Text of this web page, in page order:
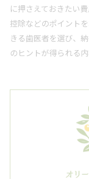
に押さえておきたい
控除などのポイント
きる歯医者を選び、
のヒントが得られる内